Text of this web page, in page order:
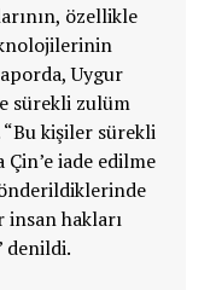
özellikle
Uygur
sürekli zulüm
“Bu kişiler sürekli
iade edilme
insan hakları
denildi.